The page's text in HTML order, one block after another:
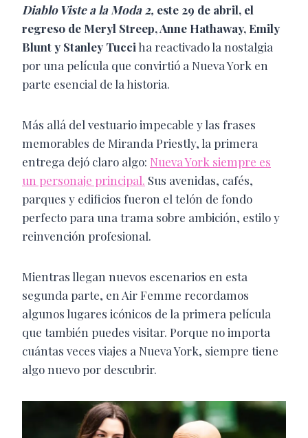
Diablo Viste a la Moda 2, este 29 de abril, el
regreso de Meryl Streep, Anne Hathaway, Emily
Blunt y Stanley Tucci ha reactivado la nostalgia
por una película que convirtió a Nueva York en
parte esencial de la historia.
Más allá del vestuario impecable y las frases
memorables de Miranda Priestly, la primera
entrega dejó claro algo: Nueva York siempre es
un personaje principal. Sus avenidas, cafés,
parques y edificios fueron el telón de fondo
perfecto para una trama sobre ambición, estilo y
reinvención profesional.
Mientras llegan nuevos escenarios en esta
segunda parte, en Air Femme recordamos
algunos lugares icónicos de la primera película
que también puedes visitar. Porque no importa
cuántas veces viajes a Nueva York, siempre tiene
algo nuevo por descubrir.